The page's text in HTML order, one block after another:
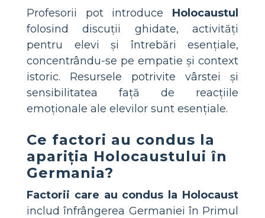
Profesorii pot introduce Holocaustul
folosind discuții ghidate, activități
pentru elevi și întrebări esențiale,
concentrându-se pe empatie și context
istoric. Resursele potrivite vârstei și
sensibilitatea față de reacțiile
emoționale ale elevilor sunt esențiale.
Ce factori au condus la
apariția Holocaustului în
Germania?
Factorii care au condus la Holocaust
includ înfrângerea Germaniei în Primul